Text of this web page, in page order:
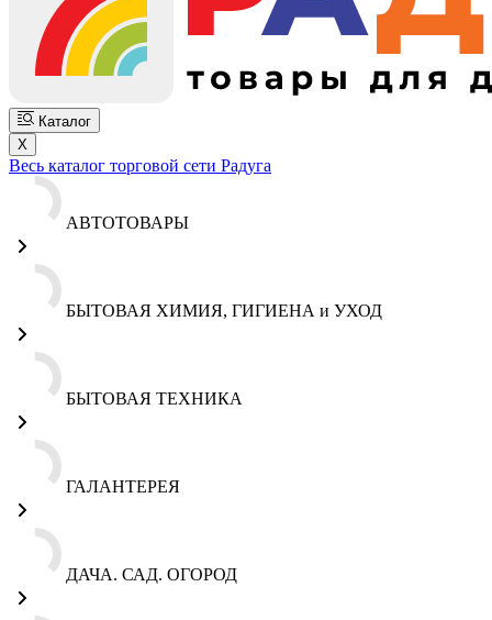
Каталог
X
Весь каталог торговой сети Радуга
АВТОТОВАРЫ
БЫТОВАЯ ХИМИЯ, ГИГИЕНА и УХОД
БЫТОВАЯ ТЕХНИКА
ГАЛАНТЕРЕЯ
ДАЧА. САД. ОГОРОД